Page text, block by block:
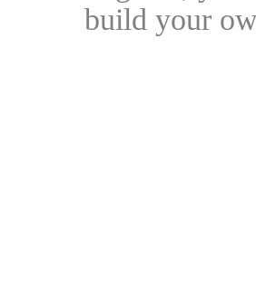
build your